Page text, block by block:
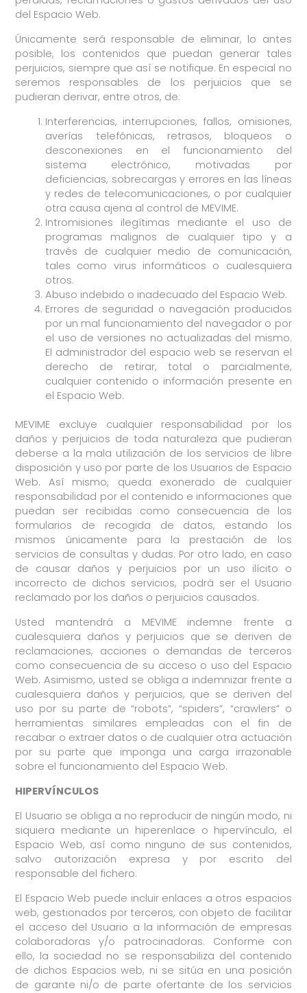
del Espacio Web.
Únicamente será responsable de eliminar, lo antes
posible, los contenidos que puedan generar tales
perjuicios, siempre que así se notifique. En especial no
seremos responsables de los perjuicios que se
pudieran derivar, entre otros, de:
Interferencias, interrupciones, fallos, omisiones,
averías telefónicas, retrasos, bloqueos o
desconexiones en el funcionamiento del
sistema electrónico, motivadas por
deficiencias, sobrecargas y errores en las líneas
y redes de telecomunicaciones, o por cualquier
otra causa ajena al control de MEVIME.
Intromisiones ilegítimas mediante el uso de
programas malignos de cualquier tipo y a
través de cualquier medio de comunicación,
tales como virus informáticos o cualesquiera
otros.
Abuso indebido o inadecuado del Espacio Web.
Errores de seguridad o navegación producidos
por un mal funcionamiento del navegador o por
el uso de versiones no actualizadas del mismo.
El administrador del espacio web se reservan el
derecho de retirar, total o parcialmente,
cualquier contenido o información presente en
el Espacio Web.
MEVIME excluye cualquier responsabilidad por los
daños y perjuicios de toda naturaleza que pudieran
deberse a la mala utilización de los servicios de libre
disposición y uso por parte de los Usuarios de Espacio
Web. Así mismo, queda exonerado de cualquier
responsabilidad por el contenido e informaciones que
puedan ser recibidas como consecuencia de los
formularios de recogida de datos, estando los
mismos únicamente para la prestación de los
servicios de consultas y dudas. Por otro lado, en caso
de causar daños y perjuicios por un uso ilícito o
incorrecto de dichos servicios, podrá ser el Usuario
reclamado por los daños o perjuicios causados.
Usted mantendrá a MEVIME indemne frente a
cualesquiera daños y perjuicios que se deriven de
reclamaciones, acciones o demandas de terceros
como consecuencia de su acceso o uso del Espacio
Web. Asimismo, usted se obliga a indemnizar frente a
cualesquiera daños y perjuicios, que se deriven del
uso por su parte de “robots”, “spiders”, “crawlers” o
herramientas similares empleadas con el fin de
recabar o extraer datos o de cualquier otra actuación
por su parte que imponga una carga irrazonable
sobre el funcionamiento del Espacio Web.
HIPERVÍNCULOS
El Usuario se obliga a no reproducir de ningún modo, ni
siquiera mediante un hiperenlace o hipervínculo, el
Espacio Web, así como ninguno de sus contenidos,
salvo autorización expresa y por escrito del
responsable del fichero.
El Espacio Web puede incluir enlaces a otros espacios
web, gestionados por terceros, con objeto de facilitar
el acceso del Usuario a la información de empresas
colaboradoras y/o patrocinadoras. Conforme con
ello, la sociedad no se responsabiliza del contenido
de dichos Espacios web, ni se sitúa en una posición
de garante ni/o de parte ofertante de los servicios